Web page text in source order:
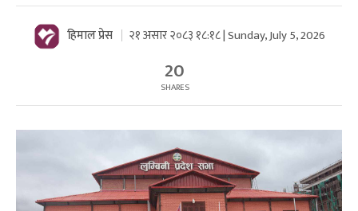
हिमाल प्रेस २१ असार २०८३ १८:१८ | Sunday, July 5, 2026
20
SHARES